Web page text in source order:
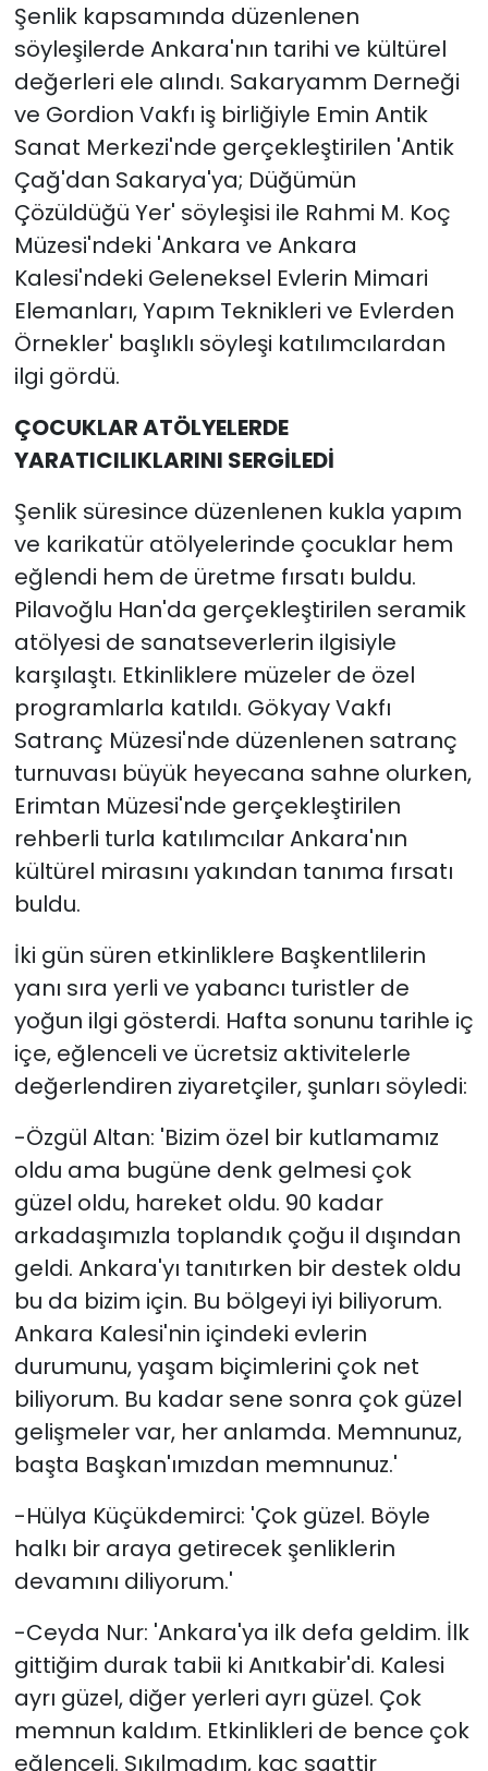
Şenlik kapsamında düzenlenen
söyleşilerde Ankara'nın tarihi ve kültürel
değerleri ele alındı. Sakaryamm Derneği
ve Gordion Vakfı iş birliğiyle Emin Antik
Sanat Merkezi'nde gerçekleştirilen 'Antik
Çağ'dan Sakarya'ya; Düğümün
Çözüldüğü Yer' söyleşisi ile Rahmi M. Koç
Müzesi'ndeki 'Ankara ve Ankara
Kalesi'ndeki Geleneksel Evlerin Mimari
Elemanları, Yapım Teknikleri ve Evlerden
Örnekler' başlıklı söyleşi katılımcılardan
ilgi gördü.
ÇOCUKLAR ATÖLYELERDE
YARATICILIKLARINI SERGİLEDİ
Şenlik süresince düzenlenen kukla yapım
ve karikatür atölyelerinde çocuklar hem
eğlendi hem de üretme fırsatı buldu.
Pilavoğlu Han'da gerçekleştirilen seramik
atölyesi de sanatseverlerin ilgisiyle
karşılaştı. Etkinliklere müzeler de özel
programlarla katıldı. Gökyay Vakfı
Satranç Müzesi'nde düzenlenen satranç
turnuvası büyük heyecana sahne olurken,
Erimtan Müzesi'nde gerçekleştirilen
rehberli turla katılımcılar Ankara'nın
kültürel mirasını yakından tanıma fırsatı
buldu.
İki gün süren etkinliklere Başkentlilerin
yanı sıra yerli ve yabancı turistler de
yoğun ilgi gösterdi. Hafta sonunu tarihle iç
içe, eğlenceli ve ücretsiz aktivitelerle
değerlendiren ziyaretçiler, şunları söyledi:
-Özgül Altan: 'Bizim özel bir kutlamamız
oldu ama bugüne denk gelmesi çok
güzel oldu, hareket oldu. 90 kadar
arkadaşımızla toplandık çoğu il dışından
geldi. Ankara'yı tanıtırken bir destek oldu
bu da bizim için. Bu bölgeyi iyi biliyorum.
Ankara Kalesi'nin içindeki evlerin
durumunu, yaşam biçimlerini çok net
biliyorum. Bu kadar sene sonra çok güzel
gelişmeler var, her anlamda. Memnunuz,
başta Başkan'ımızdan memnunuz.'
-Hülya Küçükdemirci: 'Çok güzel. Böyle
halkı bir araya getirecek şenliklerin
devamını diliyorum.'
-Ceyda Nur: 'Ankara'ya ilk defa geldim. İlk
gittiğim durak tabii ki Anıtkabir'di. Kalesi
ayrı güzel, diğer yerleri ayrı güzel. Çok
memnun kaldım. Etkinlikleri de bence çok
eğlenceli. Sıkılmadım, kaç saattir